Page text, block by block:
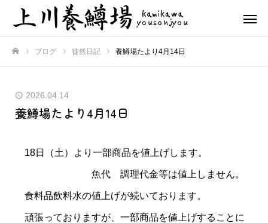
ブログ 徒然日記 養鱒場たより4月14日
2026.04.14
養鱒場たより4月14日
18日（土）より一部商品を値上げします。
魚代 調理代金等は値上しません。
食料品飲料水の値上げが続いております。
頑張っておりますが、一部商品を値上げすることに